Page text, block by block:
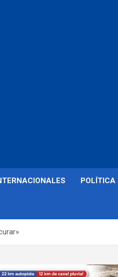
POLÍTICA